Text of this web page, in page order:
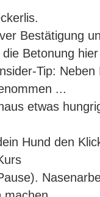
Bestätigung
Betonung
Tip: Neben
...
etwas
Hund den